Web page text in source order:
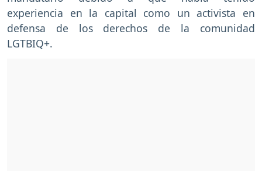
experiencia en la capital como un activista en
defensa de los derechos de la comunidad
LGTBIQ+.